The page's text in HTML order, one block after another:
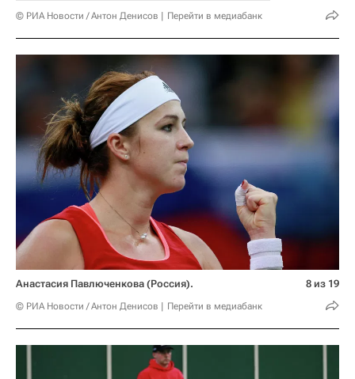
© РИА Новости / Антон Денисов Перейти в медиабанк
Анастасия Павлюченкова (Россия).
© РИА Новости / Антон Денисов Перейти в медиабанк
8 из 19